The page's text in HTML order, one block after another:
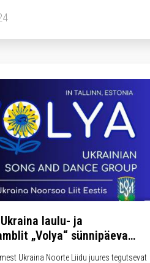
kirjandus- ja muusikaõhtu, mis oli
laulu- ja
„Volya“ sünnipäeva
Ukraina Noorte Liidu juures tegutsevat